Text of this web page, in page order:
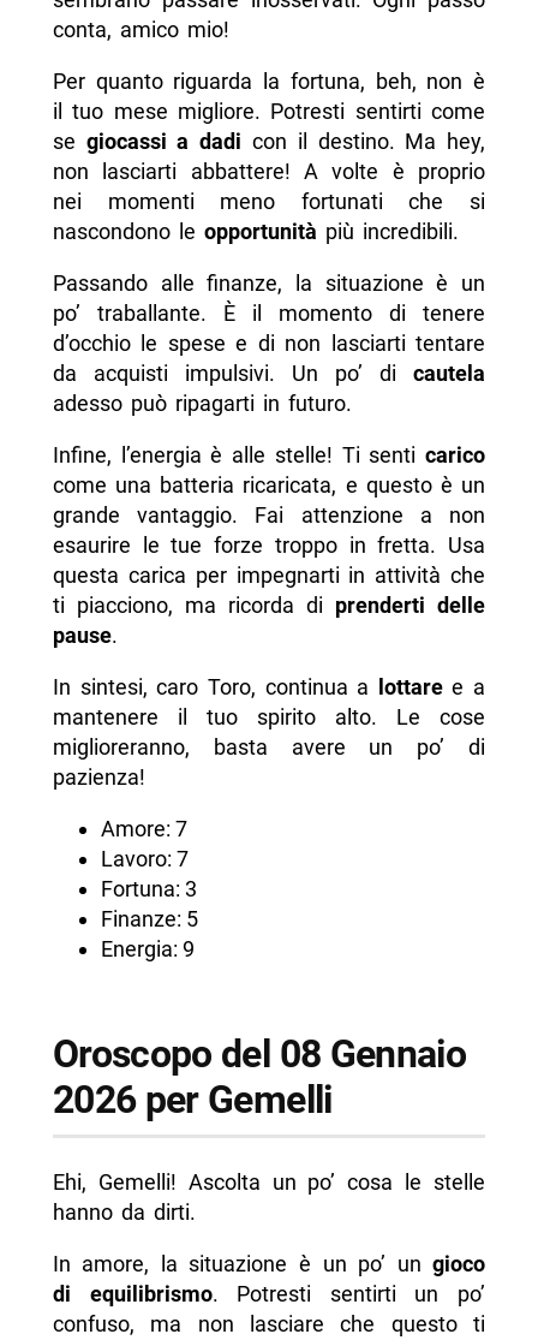
conta, amico mio!
Per quanto riguarda la fortuna, beh, non è
il tuo mese migliore. Potresti sentirti come
se giocassi a dadi con il destino. Ma hey,
non lasciarti abbattere! A volte è proprio
nei momenti meno fortunati che si
nascondono le opportunità più incredibili.
Passando alle finanze, la situazione è un
po’ traballante. È il momento di tenere
d’occhio le spese e di non lasciarti tentare
da acquisti impulsivi. Un po’ dicautela
adesso può ripagarti in futuro.
Infine, l’energia è alle stelle! Ti senticarico
come una batteria ricaricata, e questo è un
grande vantaggio. Fai attenzione a non
esaurire le tue forze troppo in fretta. Usa
questa carica per impegnarti in attività che
ti piacciono, ma ricorda di prenderti delle
pause.
In sintesi, caro Toro, continua a lottaree a
mantenere il tuo spirito alto. Le cose
miglioreranno, basta avere un po’ di
pazienza!
Amore: 7
Lavoro: 7
Fortuna: 3
Finanze: 5
Energia: 9
Oroscopo del 08 Gennaio
2026 per Gemelli
Ehi, Gemelli! Ascolta un po’ cosa le stelle
hanno da dirti.
In amore, la situazione è un po’ ungioco
di equilibrismo. Potresti sentirti un po’
confuso, ma non lasciare che questo ti